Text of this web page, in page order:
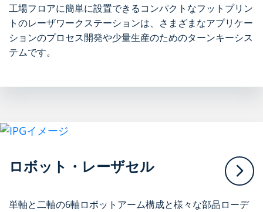
工場フロアに簡単に設置できるコンパクトなフットプリン
トのレーザワークステーションは、さまざまなアプリケー
ションのプロセス開発や少量生産のためのターンキーシス
テムです。
ロボット・レーザセル
単軸と二軸の6軸ロボットアーム構成と様々な部品ローデ